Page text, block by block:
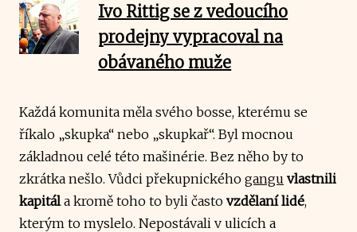
Ivo Rittig se z vedoucího
prodejny vypracoval na
obávaného muže
Každá komunita měla svého bosse, kterému se
říkalo „skupka“ nebo „skupkař“. Byl mocnou
základnou celé této mašinérie. Bez něho by to
zkrátka nešlo. Vůdci překupnického gangu vlastnili
kapitála kromě toho to byli často vzdělaní lidé,
kterým to myslelo. Nepostávali v ulicích a